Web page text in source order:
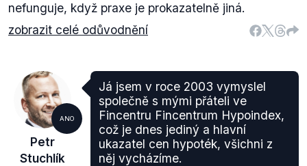
nefunguje, když praxe je prokazatelně jiná.
zobrazit celé odůvodnění
ANO
Petr
Stuchlík
Já jsem v roce 2003 vymyslel
společně s mými přáteli ve
Fincentru Fincentrum Hypoindex,
což je dnes jediný a hlavní
ukazatel cen hypoték, všichni z
něj vycházíme.